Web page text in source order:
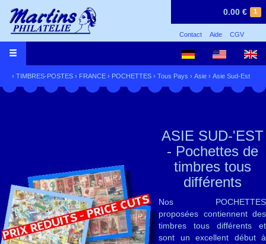
1
0.00 €
Contact Aide CGV
› TIMBRES-POSTES › FRANCE › POCHETTES › Tous Pays › Asie › Asie Sud-Est
ASIE SUD-'EST
- Pochettes de
timbres tous
différents
Nos POCHETTES
proposées contiennent des
timbres tous différents et
sont un excellent début à